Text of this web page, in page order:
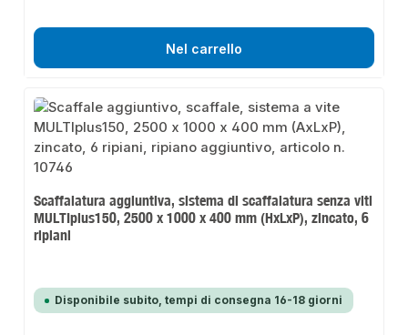
Nel carrello
Scaffalatura aggiuntiva, sistema di scaffalatura senza viti
MULTIplus150, 2500 x 1000 x 400 mm (HxLxP), zincato, 6
ripiani
Disponibile subito, tempi di consegna 16-18 giorni